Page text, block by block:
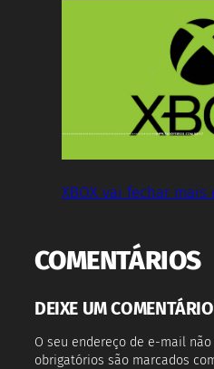
XBOX vai fechar mais
COMENTÁRIOS
DEIXE UM COMENTÁRIO
O seu endereço de e-mail
obrigatórios são marcados